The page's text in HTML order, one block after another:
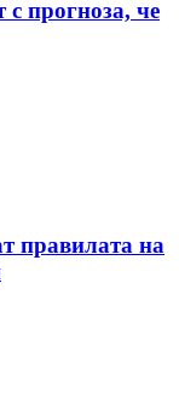
прогноза, че
правилата на